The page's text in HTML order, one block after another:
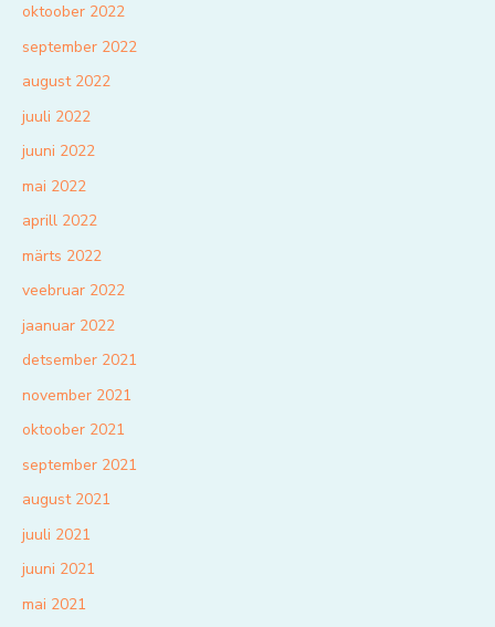
oktoober 2022
september 2022
august 2022
juuli 2022
juuni 2022
mai 2022
aprill 2022
märts 2022
veebruar 2022
jaanuar 2022
detsember 2021
november 2021
oktoober 2021
september 2021
august 2021
juuli 2021
juuni 2021
mai 2021